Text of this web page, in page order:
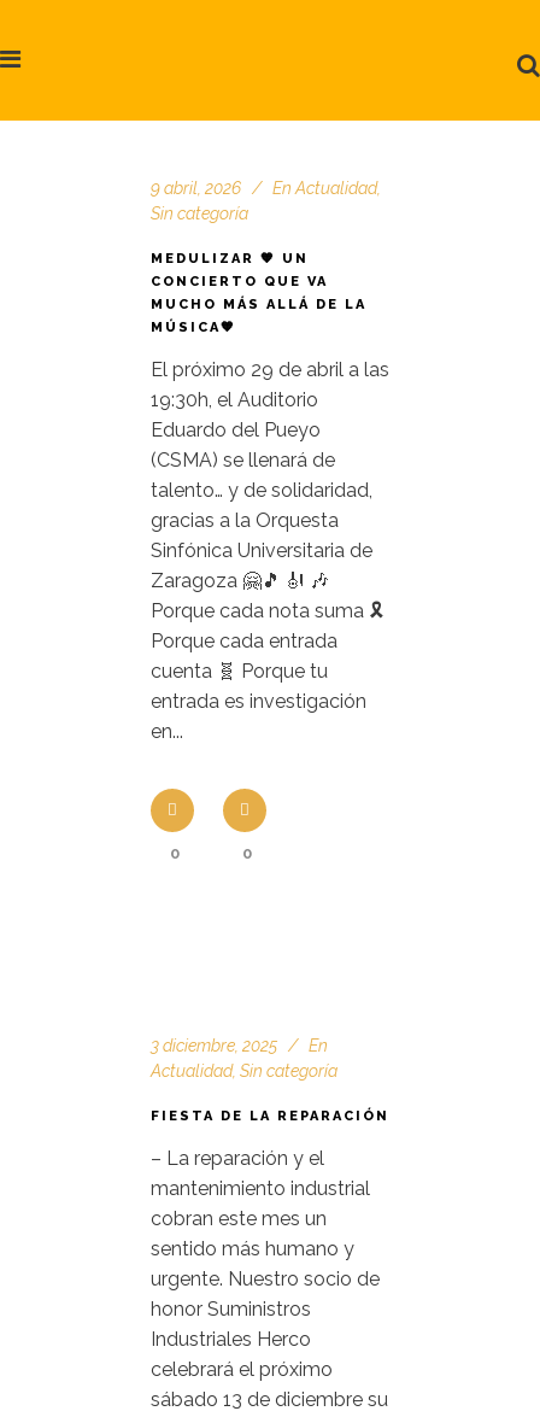
9 abril, 2026 En Actualidad,
Sin categoría
MEDULIZAR 🧡 UN
CONCIERTO QUE VA
MUCHO MÁS ALLÁ DE LA
MÚSICA🧡
El próximo 29 de abril a las
19:30h, el Auditorio
Eduardo del Pueyo
(CSMA) se llenará de
talento… y de solidaridad,
gracias a la Orquesta
Sinfónica Universitaria de
Zaragoza 🤗🎵 🎻 🎶
Porque cada nota suma 🎗️
Porque cada entrada
cuenta 🧬 Porque tu
entrada es investigación
en...
0 0
3 diciembre, 2025
En
Actualidad, Sin categoría
FIESTA DE LA REPARACIÓN
– La reparación y el
mantenimiento industrial
cobran este mes un
sentido más humano y
urgente. Nuestro socio de
honor Suministros
Industriales Herco
celebrará el próximo
sábado 13 de diciembre su